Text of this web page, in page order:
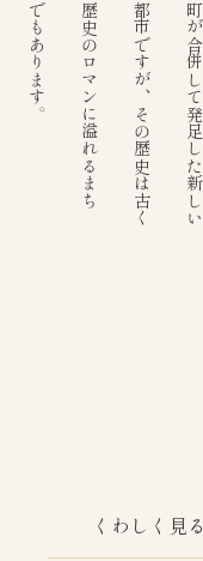
町が合併して発足した新しい
都市ですが、その歴史は古く
歴史のロマンに溢れるまち
でもあります。
くわしく見る